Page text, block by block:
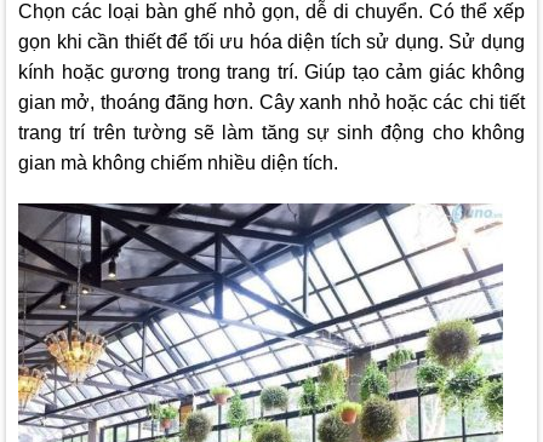
Chọn các loại bàn ghế nhỏ gọn, dễ di chuyển. Có thể xếp
gọn khi cần thiết để tối ưu hóa diện tích sử dụng. Sử dụng
kính hoặc gương trong trang trí. Giúp tạo cảm giác không
gian mở, thoáng đãng hơn. Cây xanh nhỏ hoặc các chi tiết
trang trí trên tường sẽ làm tăng sự sinh động cho không
gian mà không chiếm nhiều diện tích.